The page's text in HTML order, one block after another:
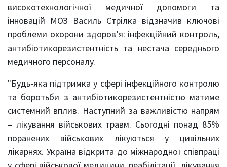
високотехнологічної медичної допомоги та
інновацій МОЗ Василь Стрілка відзначив ключові
проблеми охорони здоровʼя: інфекційний контроль,
антибіотикорезистентність та нестача середнього
медичного персоналу.
"Будь-яка підтримка у сфері інфекційного контролю
та боротьби з антибіотикорезистентністю матиме
системний вплив. Наступний за важливістю напрям
– лікування військових травм. Сьогодні понад 85%
поранених військових лікуються у цивільних
лікарнях. Україна відкрита до міжнародної співпраці